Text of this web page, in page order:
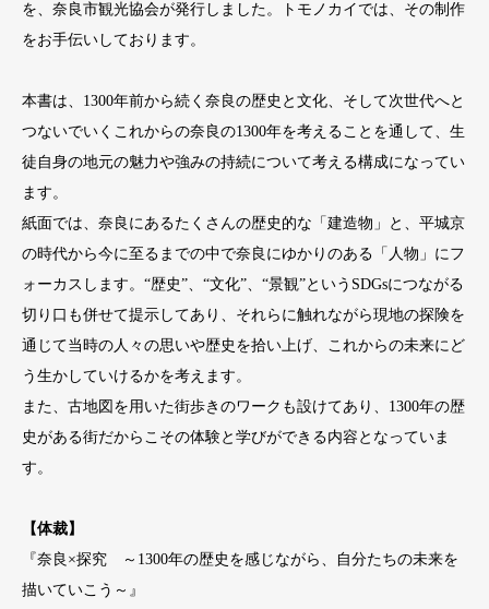
を、奈良市観光協会が発行しました。トモノカイでは、その制作
をお手伝いしております。
本書は、1300年前から続く奈良の歴史と文化、そして次世代へと
つないでいくこれからの奈良の1300年を考えることを通して、生
徒自身の地元の魅力や強みの持続について考える構成になってい
ます。
紙面では、奈良にあるたくさんの歴史的な「建造物」と、平城京
の時代から今に至るまでの中で奈良にゆかりのある「人物」にフ
ォーカスします。“歴史”、“文化”、“景観”というSDGsにつながる
切り口も併せて提示してあり、それらに触れながら現地の探険を
通じて当時の人々の思いや歴史を拾い上げ、これからの未来にど
う生かしていけるかを考えます。
また、古地図を用いた街歩きのワークも設けてあり、1300年の歴
史がある街だからこその体験と学びができる内容となっていま
す。
【体裁】
『奈良×探究 ～1300年の歴史を感じながら、自分たちの未来を
描いていこう～』